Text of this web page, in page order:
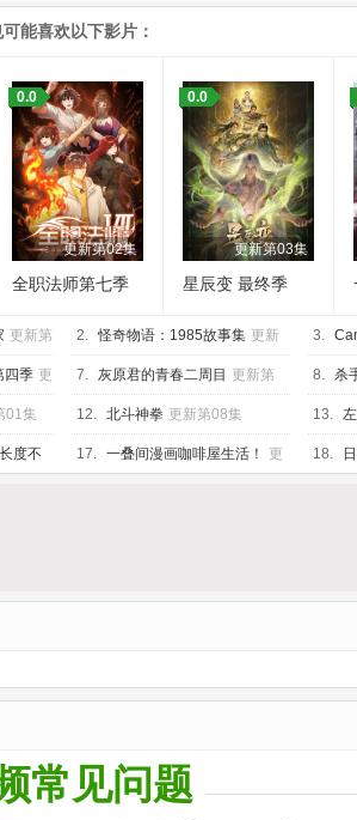
能喜欢以下影片：
更新第02集
0.0
全职法师第七季
更新第03集
0.0
星辰变 最终季
更新第 2. 怪奇物语：1985故事集 更新
第10集
3.
新第05
四季 更 7. 灰原君的青春二周目 更新第
07集
8. 杀
01集 12. 北斗神拳 更新第08集 13.
度不 17. 一叠间漫画咖啡屋生活！ 更 18.
常见问题